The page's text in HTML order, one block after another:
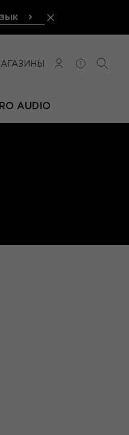
СОЕДИНЕНИЕ
ПОМОЩЬ
AUDIO